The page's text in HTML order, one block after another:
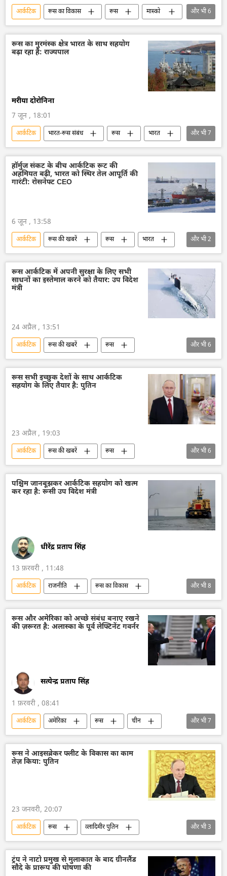
आर्कटिक रूस का विकास रूस
मास्को
रूस आर्कटिक
यूरोप
सामूहिक पश्चिम
अमेरिका
व्लादिमीर पुतिन विश्व
और भी6
रूस का मुरमंस्क क्षेत्र भारत के साथ सहयोग
बढ़ा रहा है: राज्यपाल
मरीया दोरोनिना
7 जून , 18:01
आर्कटिक भारत-रूस संबंध रूस
भारत
द्विपक्षीय रिश्ते
द्विपक्षीय व्यापार
शंघाई सहयोग संगठन (SCO)
यूरेशियन आर्थिक संघ
सेंट पीटर्सबर्ग अंतर्राष्ट्रीय आर्थिक मंच (SPIEF)
और भी7
हॉर्मुज संकट के बीच आर्कटिक रूट की
अहमियत बढ़ी, भारत को स्थिर तेल आपूर्ति की
गारंटी: रोसनेफ्ट CEO
6 जून , 13:58
आर्कटिक रूस की खबरें रूस
भारत
तेल
अर्थव्यवस्था
और भी2
रूस आर्कटिक में अपनी सुरक्षा के लिए सभी
साधनों का इस्तेमाल करने को तैयार: उप विदेश
मंत्री
24 अप्रैल , 13:51
आर्कटिक रूस की खबरें
रूस
रूस का विकास
रूस आर्कटिक
राष्ट्रीय सुरक्षा
सुरक्षा बल
विदेश मंत्रालय
रूसी विदेश मंत्रालय
और भी6
रूस सभी इच्छुक देशों के साथ आर्कटिक
सहयोग के लिए तैयार है: पुतिन
23 अप्रैल , 19:03
आर्कटिक रूस की खबरें
रूस
रूस का विकास
रूस आर्कटिक
व्लादिमीर पुतिन
राजनीतिक और आर्थिक स्वतंत्रता
वैश्विक आर्थिक स्थिरता
और भी6
पश्चिम जानबूझकर आर्कटिक सहयोग को खत्म
कर रहा है: रूसी उप विदेश मंत्री
धीरेंद्र प्रताप सिंह
13 फ़रवरी , 11:48
आर्कटिक राजनीति
रूस का विकास
रूस
मास्को
रूसी विदेश मंत्रालय
नाटो
यूरोपीय संघ
यूरोपीय परिषद
यूरोप
और भी8
रूस और अमेरिका को अच्छे संबंध बनाए रखने
की ज़रूरत है: अलास्का के पूर्व लेफ्टिनेंट गवर्नर
सत्येन्द्र प्रताप सिंह
1 फ़रवरी , 08:41
आर्कटिक अमेरिका रूस
चीन
राजनीतिक और आर्थिक स्वतंत्रता
आर्थिक वृद्धि दर
वैश्विक आर्थिक स्थिरता
रूस आर्कटिक
विदेश मंत्रालय
और भी7
रूस ने आइसब्रेकर फ्लीट के विकास का काम
तेज़ किया: पुतिन
23 जनवरी, 20:07
आर्कटिक रूस
व्लादिमीर पुतिन
परमाणु-संचालित आइसब्रेकर
उत्तरी समुद्री मार्ग
रूस की खबरें
और भी3
ट्रंप ने नाटो प्रमुख से मुलाकात के बाद ग्रीनलैंड
सौदे के प्रारूप की घोषणा की